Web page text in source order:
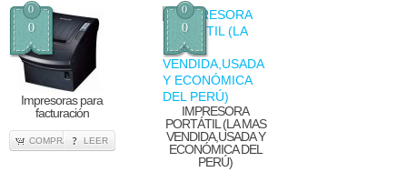
0
0
Impresoras para
facturación
COMPRA LEER
0
0
IMPRESORA
PORTÁTIL (LA MAS
VENDIDA,USADA Y
ECONÓMICA DEL
PERÚ)